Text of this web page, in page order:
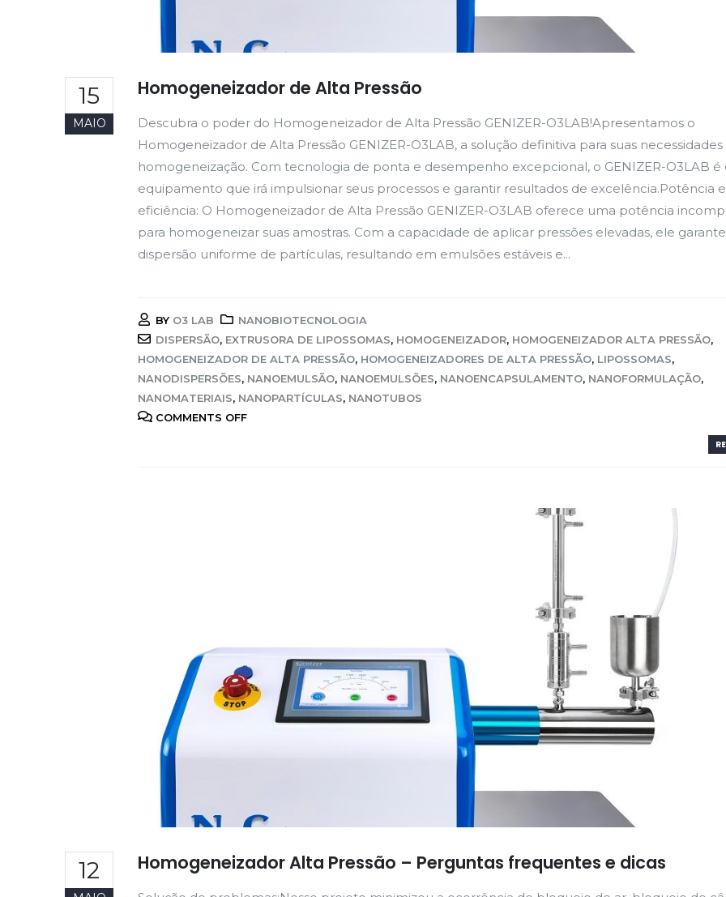
15
MAIO
Homogeneizador de Alta Pressão
Descubra o poder do Homogeneizador de Alta Pressão GENIZER-O3LAB!Apresentamos o
Homogeneizador de Alta Pressão GENIZER-O3LAB, a solução definitiva para suas
homogeneização. Com tecnologia de ponta e desempenho excepcional, o GENIZER-O3LAB é
equipamento que irá impulsionar seus processos e garantir resultados de excelência.Potência e
eficiência: O Homogeneizador de Alta Pressão GENIZER-O3LAB oferece uma potência
para homogeneizar suas amostras. Com a capacidade de aplicar pressões elevadas, ele
dispersão uniforme de partículas, resultando em emulsões estáveis e...
BY O3 LAB
NANOBIOTECNOLOGIA
DISPERSÃO, EXTRUSORA DE LIPOSSOMAS, HOMOGENEIZADOR, HOMOGENEIZADOR ALTA PRESSÃO,
HOMOGENEIZADOR DE ALTA PRESSÃO, HOMOGENEIZADORES DE ALTA PRESSÃO, LIPOSSOMAS,
NANODISPERSÕES, NANOEMULSÃO, NANOEMULSÕES, NANOENCAPSULAMENTO, NANOFORMULAÇÃO,
NANOMATERIAIS, NANOPARTÍCULAS, NANOTUBOS
COMMENTS OFF
12 Homogeneizador Alta Pressão – Perguntas frequentes e dicas